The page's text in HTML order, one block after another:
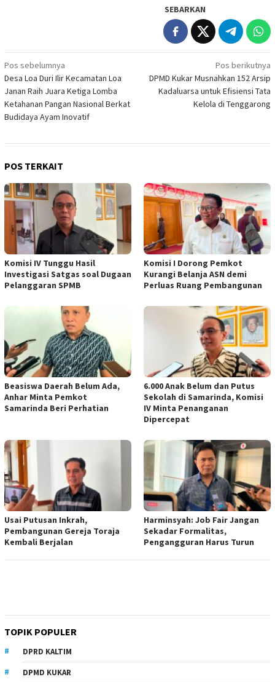
SEBARKAN
Navigasi
pos
Pos sebelumnya
Desa Loa Duri Ilir Kecamatan Loa
Janan Raih Juara Ketiga Lomba
Ketahanan Pangan Nasional Berkat
Budidaya Ayam Inovatif
Pos berikutnya
DPMD Kukar Musnahkan 152 Arsip
Kadaluarsa untuk Efisiensi Tata
Kelola di Tenggarong
POS TERKAIT
Komisi IV Tunggu Hasil
Investigasi Satgas soal Dugaan
Pelanggaran SPMB
Komisi I Dorong Pemkot
Kurangi Belanja ASN demi
Perluas Ruang Pembangunan
Beasiswa Daerah Belum Ada,
Anhar Minta Pemkot
Samarinda Beri Perhatian
6.000 Anak Belum dan Putus
Sekolah di Samarinda, Komisi
IV Minta Penanganan
Dipercepat
Usai Putusan Inkrah,
Pembangunan Gereja Toraja
Kembali Berjalan
Harminsyah: Job Fair Jangan
Sekadar Formalitas,
Pengangguran Harus Turun
TOPIK POPULER
DPRD KALTIM
DPMD KUKAR